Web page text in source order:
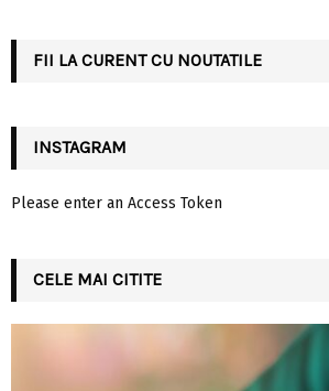
FII LA CURENT CU NOUTATILE
INSTAGRAM
Please enter an Access Token
CELE MAI CITITE